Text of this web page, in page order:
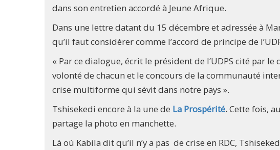
dans son entretien accordé à Jeune Afrique.
Dans une lettre datant du 15 décembre et adressée à
qu’il faut considérer comme l’accord de principe de
« Par ce dialogue, écrit le président de l’UDPS cité par
volonté de chacun et le concours de la communauté
crise multiforme qui sévit dans notre pays ».
Tshisekedi encore à la une de La Prospérité.Cette fois,
partage la photo en manchette.
Là où Kabila dit qu’il n’y a pas de crise en RDC,